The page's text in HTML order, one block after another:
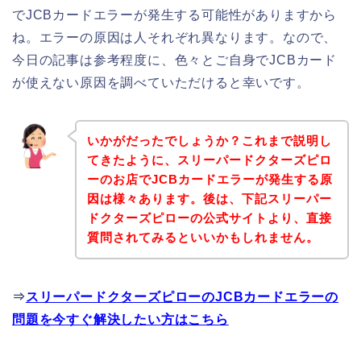
でJCBカードエラーが発生する可能性がありますから
ね。エラーの原因は人それぞれ異なります。なので、
今日の記事は参考程度に、色々とご自身でJCBカード
が使えない原因を調べていただけると幸いです。
いかがだったでしょうか？これまで説明し
てきたように、スリーパードクターズピロ
ーのお店でJCBカードエラーが発生する原
因は様々あります。後は、下記スリーパー
ドクターズピローの公式サイトより、直接
質問されてみるといいかもしれません。
⇒ スリーパードクターズピローのJCBカードエラーの
問題を今すぐ解決したい方はこちら